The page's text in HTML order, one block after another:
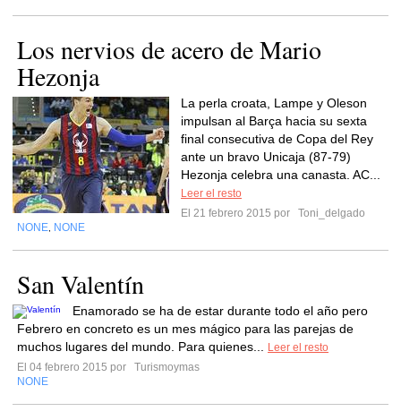
Los nervios de acero de Mario
Hezonja
La perla croata, Lampe y Oleson
impulsan al Barça hacia su sexta
final consecutiva de Copa del Rey
ante un bravo Unicaja (87-79)
Hezonja celebra una canasta. AC...
Leer el resto
El 21 febrero 2015 por
Toni_delgado
NONE NONE
San Valentín
Enamorado se ha de estar durante todo el año pero
Febrero en concreto es un mes mágico para las parejas de
muchos lugares del mundo. Para quienes...
Leer el resto
El 04 febrero 2015 por
Turismoymas
NONE